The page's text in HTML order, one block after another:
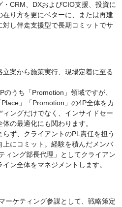
・CRM、DXおよびCIO支援、投資に
り方を更にベターに、または再建
し伴走支援型で長期コミットでサ
案から施策実行、現場定着に至る
うち「Promotion」領域ですが、
」「Promotion」の4P全体をカ
ングだけでなく、インサイドセー
の最適化にも関わります。
ず、クライアントのPL責任を担う
にコミット。経験を積んだメンバ
ィング部長代理」としてクライアン
ン全体をマネジメントします。
ーケティング参謀として、戦略策定